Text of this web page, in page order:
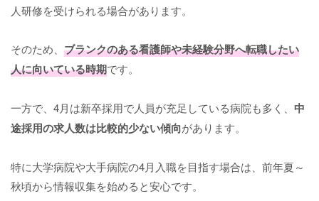
人研修を受けられる場合があります。
そのため、 ブランクのある看護師や未経験分野へ転職したい
人に向いている時期です。
一方で、4月は新卒採用で人員が充足している病院も多く、 中
途採用の求人数は比較的少ない傾向があります。
特に大学病院や大手病院の4月入職を目指す場合は、前年夏～
秋頃から情報収集を始めると安心です。